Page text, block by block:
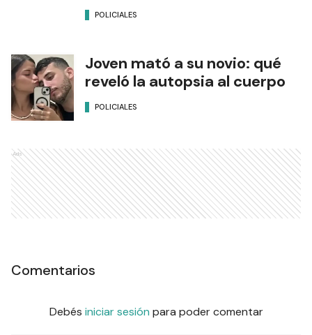
POLICIALES
Joven mató a su novio: qué
reveló la autopsia al cuerpo
POLICIALES
Ads
Comentarios
Debés iniciar sesión para poder comentar